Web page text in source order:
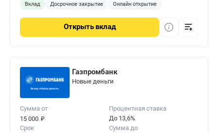
Вклад Досрочное закрытие Онлайн открытие
Открыть вклад
Газпромбанк
Новые деньги
Сумма от
15 000 ₽
Процентная ставка
До 13,6%
Срок
Сумма до